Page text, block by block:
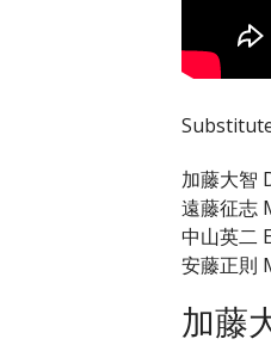
加藤大智
遠藤征志
中山英二
安藤正則
加藤